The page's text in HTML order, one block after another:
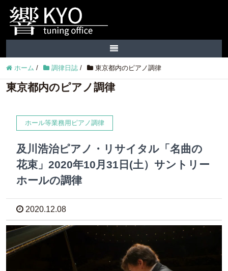
ホーム / 調律日誌 / 東京都内のピアノ調律
東京都内のピアノ調律
ホール等業務用ピアノ調律
及川浩治ピアノ・リサイタル「名曲の
花束」2020年10月31日(土）サントリー
ホールの調律
2020.12.08